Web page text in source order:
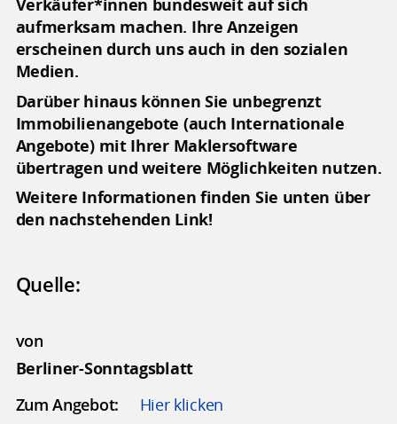
aufmerksam machen. Ihre Anzeigen
erscheinen durch uns auch in den sozialen
Medien.
Darüber hinaus können Sie unbegrenzt
Immobilienangebote (auch Internationale
Angebote) mit Ihrer Maklersoftware
übertragen und weitere Möglichkeiten nutzen.
Weitere Informationen finden Sie unten über
den nachstehenden Link!
Quelle:
von
Berliner-Sonntagsblatt
Zum Angebot:
Hier klicken